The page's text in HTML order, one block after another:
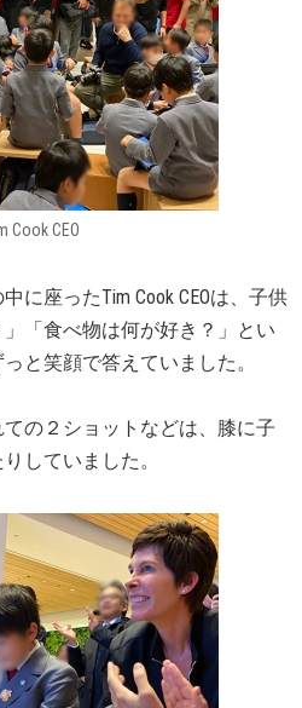
Cook CEO
に座ったTim Cook CEOは、子供
「食べ物は何が好き？」とい
と笑顔で答えていました。
の２ショットなどは、膝に子
していました。